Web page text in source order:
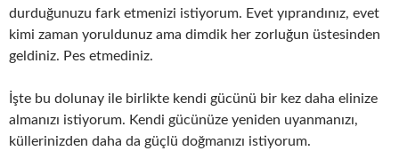
durduğunuzu fark etmenizi istiyorum. Evet yıprandınız, evet
kimi zaman yoruldunuz ama dimdik her zorluğun üstesinden
geldiniz. Pes etmediniz.
İşte bu dolunay ile birlikte kendi gücünü bir kez daha elinize
almanızı istiyorum. Kendi gücünüze yeniden uyanmanızı,
küllerinizden daha da güçlü doğmanızı istiyorum.